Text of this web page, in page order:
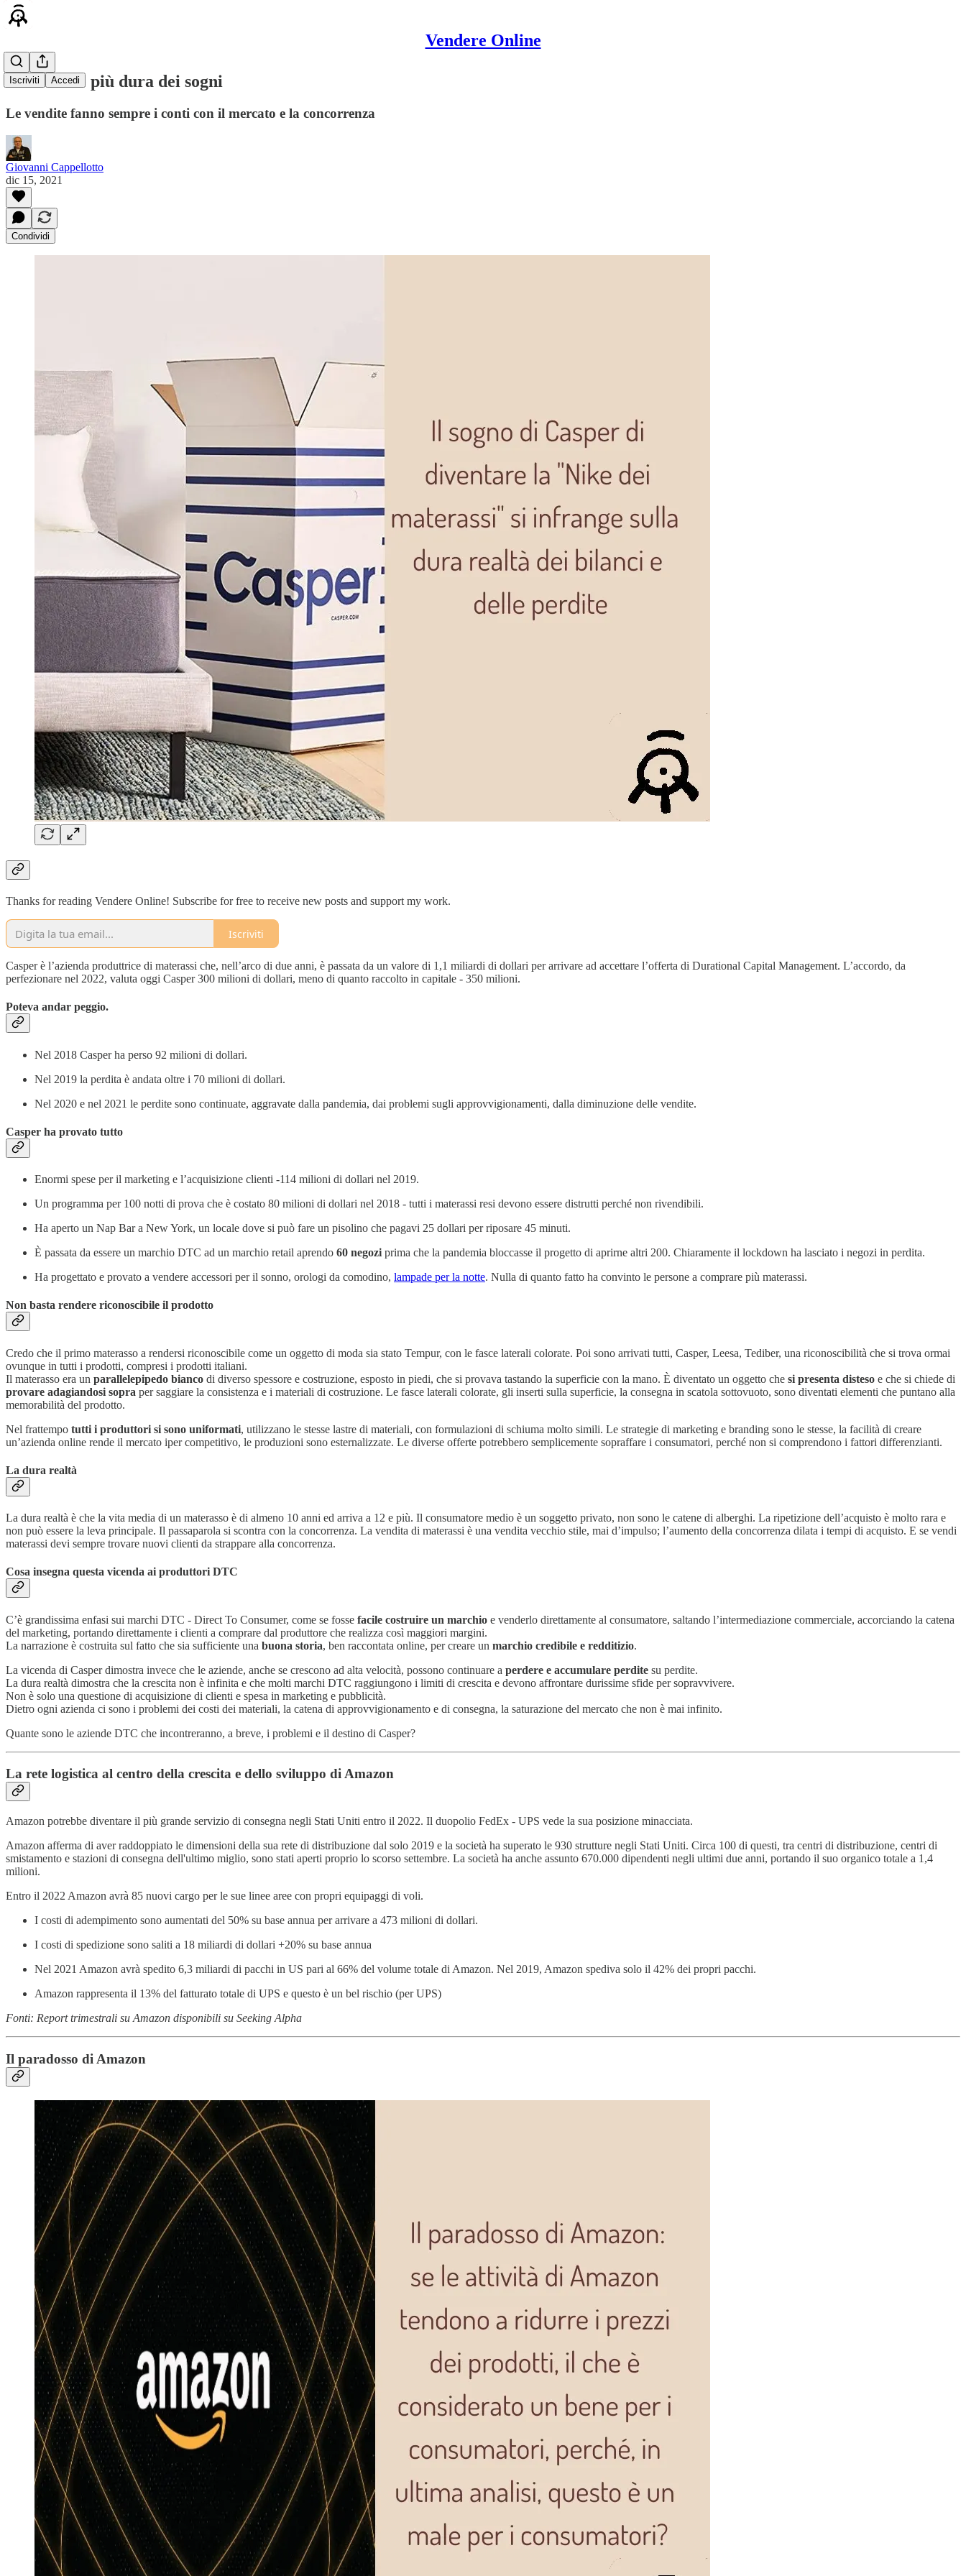
Vendere Online
Iscriviti Accedi
La realtà è più dura dei sogni
Le vendite fanno sempre i conti con il mercato e la concorrenza
Giovanni Cappellotto
dic 15, 2021
Condividi
Thanks for reading Vendere Online! Subscribe for free to receive new posts and support my work.
Iscriviti
Casper è l’azienda produttrice di materassi che, nell’arco di due anni, è passata da un valore di 1,1 miliardi di dollari per arrivare ad accettare l’offerta di Durational Capital Management. L’accordo, da
perfezionare nel 2022, valuta oggi Casper 300 milioni di dollari, meno di quanto raccolto in capitale - 350 milioni.
Poteva andar peggio.
Nel 2018 Casper ha perso 92 milioni di dollari.
Nel 2019 la perdita è andata oltre i 70 milioni di dollari.
Nel 2020 e nel 2021 le perdite sono continuate, aggravate dalla pandemia, dai problemi sugli approvvigionamenti, dalla diminuzione delle vendite.
Casper ha provato tutto
Enormi spese per il marketing e l’acquisizione clienti -114 milioni di dollari nel 2019.
Un programma per 100 notti di prova che è costato 80 milioni di dollari nel 2018 - tutti i materassi resi devono essere distrutti perché non rivendibili.
Ha aperto un Nap Bar a New York, un locale dove si può fare un pisolino che pagavi 25 dollari per riposare 45 minuti.
È passata da essere un marchio DTC ad un marchio retail aprendo 60 negozi prima che la pandemia bloccasse il progetto di aprirne altri 200. Chiaramente il lockdown ha lasciato i negozi in perdita.
Ha progettato e provato a vendere accessori per il sonno, orologi da comodino, lampade per la notte. Nulla di quanto fatto ha convinto le persone a comprare più materassi.
Non basta rendere riconoscibile il prodotto
Credo che il primo materasso a rendersi riconoscibile come un oggetto di moda sia stato Tempur, con le fasce laterali colorate. Poi sono arrivati tutti, Casper, Leesa, Tediber, una riconoscibilità che si trova ormai
ovunque in tutti i prodotti, compresi i prodotti italiani.
Il materasso era un parallelepipedo bianco di diverso spessore e costruzione, esposto in piedi, che si provava tastando la superficie con la mano. È diventato un oggetto che si presenta disteso e che si chiede di
provare adagiandosi sopra per saggiare la consistenza e i materiali di costruzione. Le fasce laterali colorate, gli inserti sulla superficie, la consegna in scatola sottovuoto, sono diventati elementi che puntano alla
memorabilità del prodotto.
Nel frattempo tutti i produttori si sono uniformati, utilizzano le stesse lastre di materiali, con formulazioni di schiuma molto simili. Le strategie di marketing e branding sono le stesse, la facilità di creare
un’azienda online rende il mercato iper competitivo, le produzioni sono esternalizzate. Le diverse offerte potrebbero semplicemente sopraffare i consumatori, perché non si comprendono i fattori differenzianti.
La dura realtà
La dura realtà è che la vita media di un materasso è di almeno 10 anni ed arriva a 12 e più. Il consumatore medio è un soggetto privato, non sono le catene di alberghi. La ripetizione dell’acquisto è molto rara e
non può essere la leva principale. Il passaparola si scontra con la concorrenza. La vendita di materassi è una vendita vecchio stile, mai d’impulso; l’aumento della concorrenza dilata i tempi di acquisto. E se vendi
materassi devi sempre trovare nuovi clienti da strappare alla concorrenza.
Cosa insegna questa vicenda ai produttori DTC
C’è grandissima enfasi sui marchi DTC - Direct To Consumer, come se fosse facile costruire un marchio e venderlo direttamente al consumatore, saltando l’intermediazione commerciale, accorciando la catena
del marketing, portando direttamente i clienti a comprare dal produttore che realizza così maggiori margini.
La narrazione è costruita sul fatto che sia sufficiente una buona storia, ben raccontata online, per creare un marchio credibile e redditizio.
La vicenda di Casper dimostra invece che le aziende, anche se crescono ad alta velocità, possono continuare a perdere e accumulare perdite su perdite.
La dura realtà dimostra che la crescita non è infinita e che molti marchi DTC raggiungono i limiti di crescita e devono affrontare durissime sfide per sopravvivere.
Non è solo una questione di acquisizione di clienti e spesa in marketing e pubblicità.
Dietro ogni azienda ci sono i problemi dei costi dei materiali, la catena di approvvigionamento e di consegna, la saturazione del mercato che non è mai infinito.
Quante sono le aziende DTC che incontreranno, a breve, i problemi e il destino di Casper?
La rete logistica al centro della crescita e dello sviluppo di Amazon
Amazon potrebbe diventare il più grande servizio di consegna negli Stati Uniti entro il 2022. Il duopolio FedEx - UPS vede la sua posizione minacciata.
Amazon afferma di aver raddoppiato le dimensioni della sua rete di distribuzione dal solo 2019 e la società ha superato le 930 strutture negli Stati Uniti. Circa 100 di questi, tra centri di distribuzione, centri di
smistamento e stazioni di consegna dell'ultimo miglio, sono stati aperti proprio lo scorso settembre. La società ha anche assunto 670.000 dipendenti negli ultimi due anni, portando il suo organico totale a 1,4
milioni.
Entro il 2022 Amazon avrà 85 nuovi cargo per le sue linee aree con propri equipaggi di voli.
I costi di adempimento sono aumentati del 50% su base annua per arrivare a 473 milioni di dollari.
I costi di spedizione sono saliti a 18 miliardi di dollari +20% su base annua
Nel 2021 Amazon avrà spedito 6,3 miliardi di pacchi in US pari al 66% del volume totale di Amazon. Nel 2019, Amazon spediva solo il 42% dei propri pacchi.
Amazon rappresenta il 13% del fatturato totale di UPS e questo è un bel rischio (per UPS)
Fonti: Report trimestrali su Amazon disponibili su Seeking Alpha
Il paradosso di Amazon